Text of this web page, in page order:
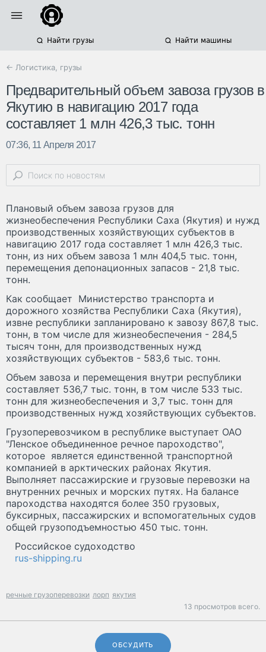
Найти грузы Найти машины
← Логистика, грузы
Предварительный объем завоза грузов в
Якутию в навигацию 2017 года
составляет 1 млн 426,3 тыс. тонн
07:36, 11 Апреля 2017
Плановый объем завоза грузов для
жизнеобеспечения Республики Саха (Якутия) и нужд
производственных хозяйствующих субъектов в
навигацию 2017 года составляет 1 млн 426,3 тыс.
тонн, из них объем завоза 1 млн 404,5 тыс. тонн,
перемещения депонационных запасов - 21,8 тыс.
тонн.
Как сообщает Министерство транспорта и
дорожного хозяйства Республики Саха (Якутия),
извне республики запланировано к завозу 867,8 тыс.
тонн, в том числе для жизнеобеспечения - 284,5
тысяч тонн, для производственных нужд
хозяйствующих субъектов - 583,6 тыс. тонн.
Объем завоза и перемещения внутри республики
составляет 536,7 тыс. тонн, в том числе 533 тыс.
тонн для жизнеобеспечения и 3,7 тыс. тонн для
производственных нужд хозяйствующих субъектов.
Грузоперевозчиком в республике выступает ОАО
"Ленское объединенное речное пароходство",
которое является единственной транспортной
компанией в арктических районах Якутия.
Выполняет пассажирские и грузовые перевозки на
внутренних речных и морских путях. На балансе
пароходства находятся более 350 грузовых,
буксирных, пассажирских и вспомогательных судов
общей грузоподъемностью 450 тыс. тонн.
Российское судоходство
rus-shipping.ru
речные грузоперевозки лорп якутия
13 просмотров всего.
ОБСУДИТЬ